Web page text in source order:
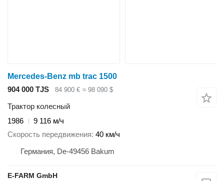
Mercedes-Benz mb trac 1500
904 000 TJS
84 900 € ≈ 98 090 $
Трактор колесный
1986
9 116 м/ч
Скорость передвижения 40 км/ч
Германия, De-49456 Bakum
E-FARM GmbH